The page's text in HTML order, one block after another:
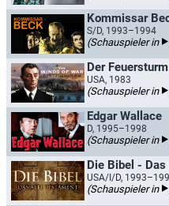
Kommissar
S/D, 1993–1994
(Schauspieler in
Der Feuersturm
USA, 1983
(Schauspieler in
Edgar Wallace
D, 1995–1998
(Schauspieler in
Die Bibel -
USA/I/D,
(Schauspieler in